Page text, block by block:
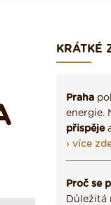
KRÁTKÉ
Praha
energie.
přispěje
› více
Proč se
Důležitá